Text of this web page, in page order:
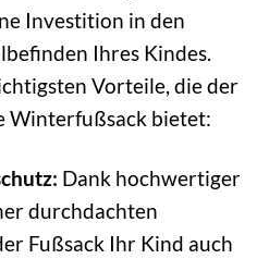
Investition in den
Ihres Kindes.
Vorteile, die der
Winterfußsack bietet:
Dank hochwertiger
durchdachten
Fußsack Ihr Kind auch